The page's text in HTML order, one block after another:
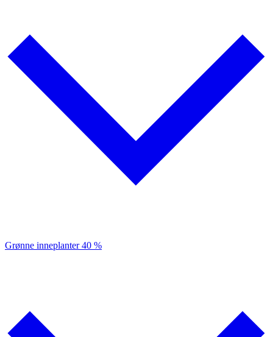
Grønne inneplanter40 %